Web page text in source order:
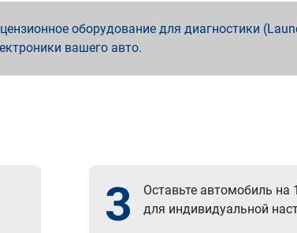
оборудование для диагностики
вашего авто.
3
Оставьте автомобиль на
для индивидуальной